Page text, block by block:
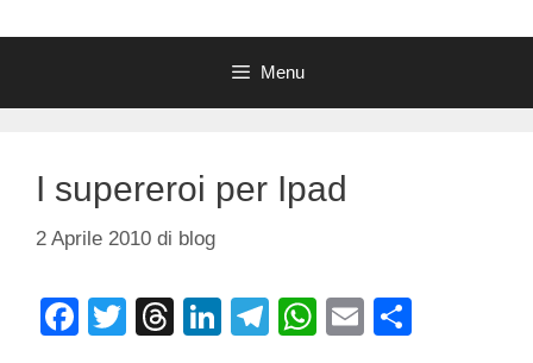
Menu
I supereroi per Ipad
2 Aprile 2010 di blog
F
T
T
Li
T
W E